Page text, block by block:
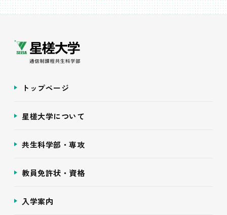
トップページ
星槎大学について
共生科学部・専攻
教員免許状・資格
入学案内